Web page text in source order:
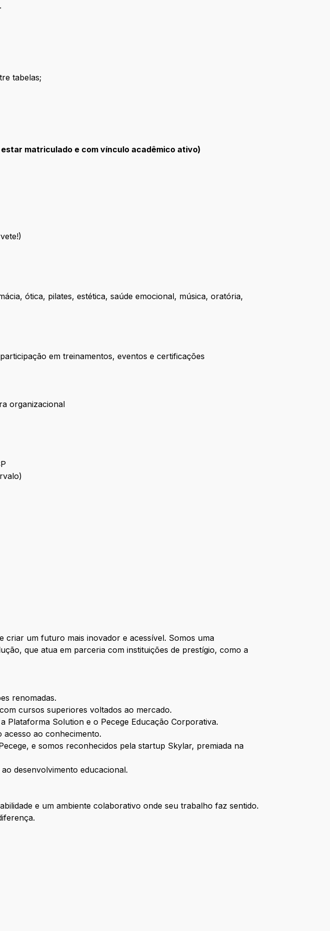
tabelas;
matriculado e com vínculo acadêmico ativo)
ótica, pilates, estética, saúde emocional, música, oratória,
em treinamentos, eventos e certificações
organizacional
criar um futuro mais inovador e acessível. Somos uma
que atua em parceria com instituições de prestígio, como a
renomadas.
cursos superiores voltados ao mercado.
Plataforma Solution e o Pecege Educação Corporativa.
ao conhecimento.
e somos reconhecidos pela startup Skylar, premiada na
desenvolvimento educacional.
e um ambiente colaborativo onde seu trabalho faz sentido.